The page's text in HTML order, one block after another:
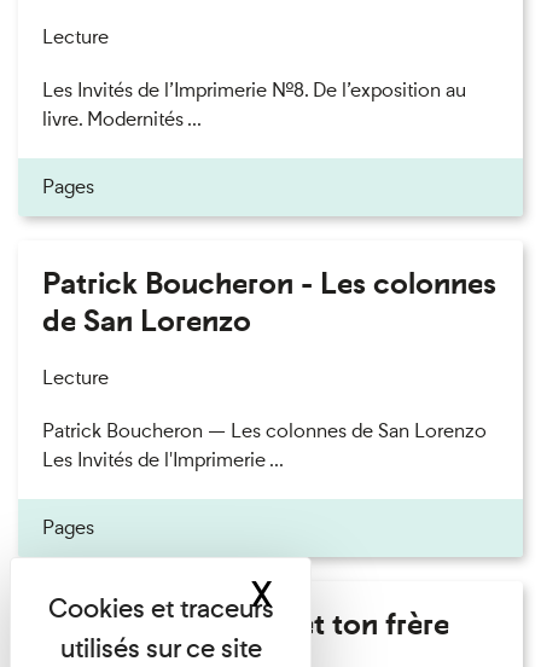
Lecture
Les Invités de l’Imprimerie n°8. De l’exposition au
livre. Modernités ...
Pages
Patrick Boucheron - Les colonnes
de San Lorenzo
Lecture
Patrick Boucheron — Les colonnes de San Lorenzo
Les Invités de l'Imprimerie ...
Pages
Marie Cosnay - Toi et ton frère
XMasquer le